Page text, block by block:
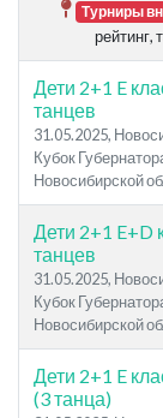
Турниры
рейтинг,
Дети 2+1 E
танцев
31.05.2025,
Кубок
Новосибирской
Дети 2+1 E+D
танцев
31.05.2025,
Кубок
Новосибирской
Дети 2+1 E
(3 танца)